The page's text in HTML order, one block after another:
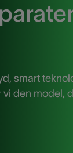
smart
den model,